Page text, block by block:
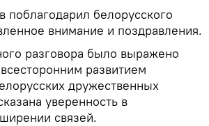
поблагодарил белорусского
внимание и поздравления.
разговора было выражено
развитием
дружественных
уверенность в
связей.